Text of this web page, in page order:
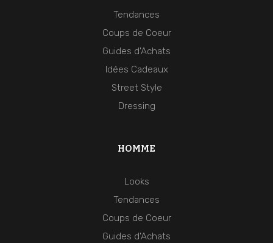
HOMME
Looks
Tendances
Coups de Coeur
Guides d'Achats
Tendances
Coups de Coeur
Guides d'Achats
Idées Cadeaux
Street Style
Dressing